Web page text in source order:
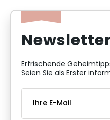
Erfrischende
Seien Sie als Erster